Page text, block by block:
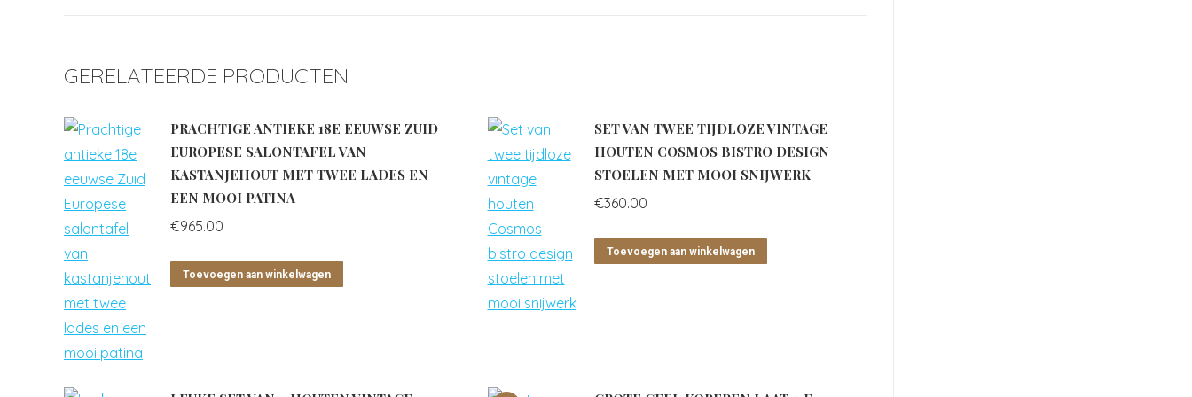
GERELATEERDE PRODUCTEN
PRACHTIGE ANTIEKE 18E EEUWSE ZUID
EUROPESE SALONTAFEL VAN
KASTANJEHOUT MET TWEE LADES EN
EEN MOOI PATINA
€965.00
Toevoegen aan winkelwagen
SET VAN TWEE TIJDLOZE VINTAGE
HOUTEN COSMOS BISTRO DESIGN
STOELEN MET MOOI SNIJWERK
€360.00
Toevoegen aan winkelwagen